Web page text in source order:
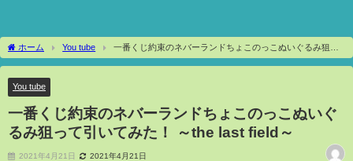
ホーム You tube
一番くじ約束のネバーランドちょこのっこぬいぐるみ狙っ
て引いてみた！ ～the last field～
You tube
一番くじ約束のネバーランドちょこのっこぬいぐ
るみ狙って引いてみた！ ～the last field～
2021年4月21日 2021年4月21日